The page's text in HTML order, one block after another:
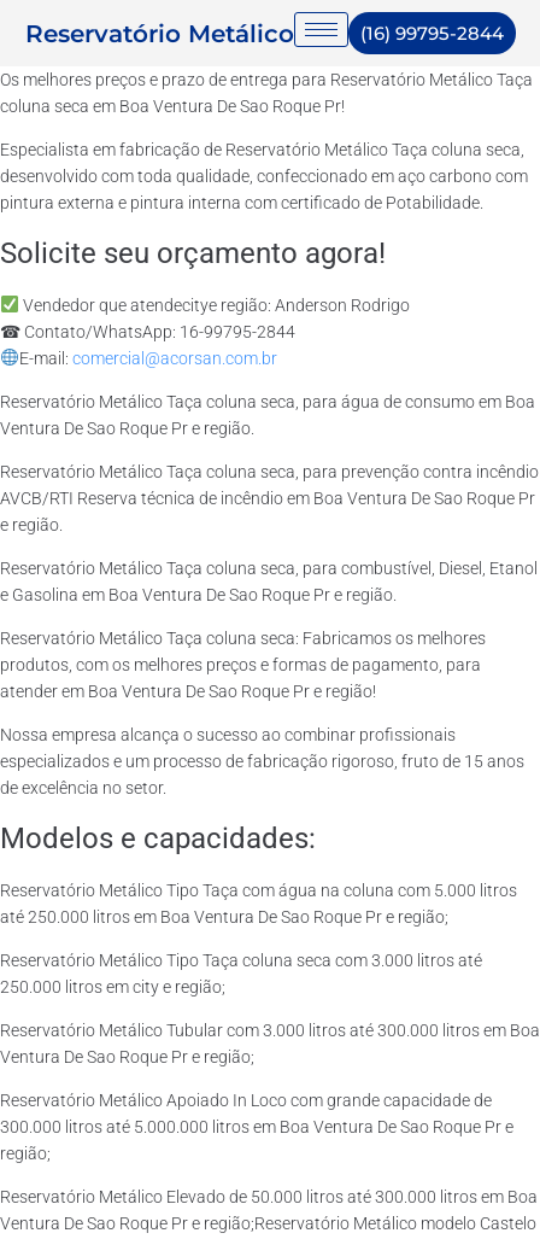
Reservatório Metálico (16) 99795-2844
Os melhores preços e prazo de entrega para Reservatório Metálico Taça
coluna seca em Boa Ventura De Sao Roque Pr!
Especialista em fabricação de Reservatório Metálico Taça coluna seca,
desenvolvido com toda qualidade, confeccionado em aço carbono com
pintura externa e pintura interna com certificado de Potabilidade.
Solicite seu orçamento agora!
Vendedor que atendecitye região: Anderson Rodrigo
☎ Contato/WhatsApp: 16-99795-2844
E-mail: comercial@acorsan.com.br
Reservatório Metálico Taça coluna seca, para água de consumo em Boa
Ventura De Sao Roque Pr e região.
Reservatório Metálico Taça coluna seca, para prevenção contra incêndio
AVCB/RTI Reserva técnica de incêndio em Boa Ventura De Sao Roque Pr
e região.
Reservatório Metálico Taça coluna seca, para combustível, Diesel, Etanol
e Gasolina em Boa Ventura De Sao Roque Pr e região.
Reservatório Metálico Taça coluna seca: Fabricamos os melhores
produtos, com os melhores preços e formas de pagamento, para
atender em Boa Ventura De Sao Roque Pr e região!
Nossa empresa alcança o sucesso ao combinar profissionais
especializados e um processo de fabricação rigoroso, fruto de 15 anos
de excelência no setor.
Modelos e capacidades:
Reservatório Metálico Tipo Taça com água na coluna com 5.000 litros
até 250.000 litros em Boa Ventura De Sao Roque Pr e região;
Reservatório Metálico Tipo Taça coluna seca com 3.000 litros até
250.000 litros em city e região;
Reservatório Metálico Tubular com 3.000 litros até 300.000 litros em Boa
Ventura De Sao Roque Pr e região;
Reservatório Metálico Apoiado In Loco com grande capacidade de
300.000 litros até 5.000.000 litros em Boa Ventura De Sao Roque Pr e
região;
Reservatório Metálico Elevado de 50.000 litros até 300.000 litros em Boa
Ventura De Sao Roque Pr e região;Reservatório Metálico modelo Castelo